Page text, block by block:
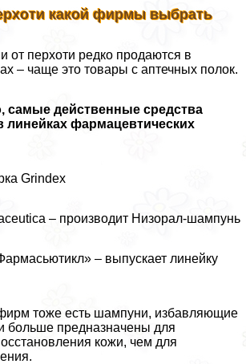
какой фирмы выбрать
перхоти редко продаются в
– чаще это товары с аптечных полок.
самые действенные средства
линейках фармацевтических
Grindex
– производит Низорал-шампунь
– выпускает линейку
тоже есть шампуни, избавляющие
больше предназначены для
кожи, чем для